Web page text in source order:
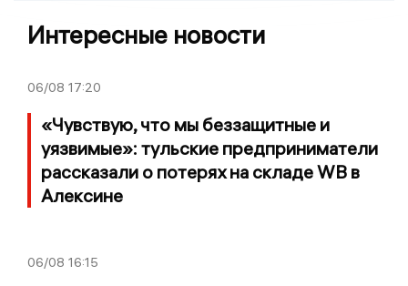
Интересные новости
06/08 17:20
«Чувствую, что мы беззащитные и
уязвимые»: тульские предприниматели
рассказали о потерях на складе WB в
Алексине
06/08 16:15